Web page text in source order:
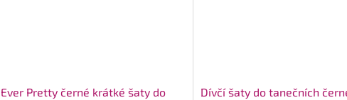
Ever Pretty černé krátké šaty do
Dívčí šaty do tanečních